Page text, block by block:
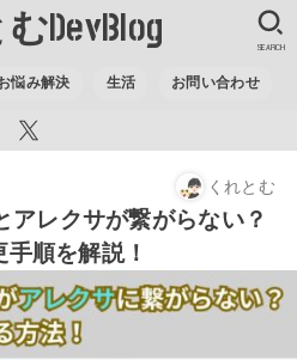
DevBlog
悩み解決 生活 お問い合わせ
SEARCH
くれとむ
アレクサが繋がらない？
順を解説！